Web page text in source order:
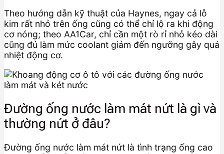
Theo hướng dẫn kỹ thuật của Haynes, ngay cả lỗ
kim rất nhỏ trên ống cũng có thể chỉ lộ ra khi động
cơ nóng; theo AA1Car, chỉ cần một rò rỉ nhỏ kéo dài
cũng đủ làm mức coolant giảm đến ngưỡng gây quá
nhiệt động cơ.
Đường ống nước làm mát nứt là gì và
thường nứt ở đâu?
Đường ống nước làm mát nứt là tình trạng ống cao